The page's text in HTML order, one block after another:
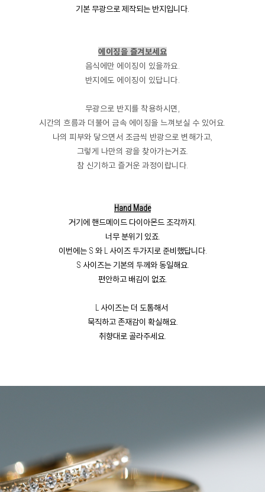
기본 무광으로 제작되는 반지입니다.
에이징을 즐겨보세요
음식에만 에이징이 있을까요.
반지에도 에이징이 있답니다.
무광으로 반지를 착용하시면,
시간의 흐름과 더불어 금속 에이징을 느껴보실 수 있어요.
나의 피부와 닿으면서 조금씩 반광으로 변해가고,
그렇게 나만의 광을 찾아가는거죠.
참 신기하고 즐거운 과정이랍니다.
Hand Made
거기에 핸드메이드 다이아몬드 조각까지.
너무 분위기 있죠.
이번에는 S 와 L 사이즈 두가지로 준비했답니다.
S 사이즈는 기본의 두께와 동일해요.
편안하고 배김이 없죠.
L 사이즈는 더 도톰해서
묵직하고 존재감이 확실해요.
취향대로 골라주세요.